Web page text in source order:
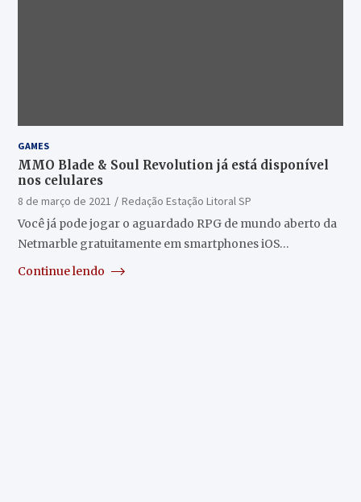
GAMES
MMO Blade & Soul Revolution já está disponível
nos celulares
8 de março de 2021
Redação Estação Litoral SP
Você já pode jogar o aguardado RPG de mundo aberto da
Netmarble gratuitamente em smartphones iOS…
Continue lendo